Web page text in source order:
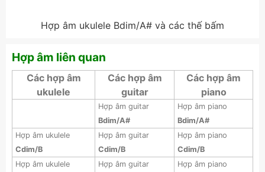
Hợp âm ukulele Bdim/A# và các thế bấm
Hợp âm liên quan
Các hợp âm
ukulele
Các hợp âm
guitar
Các hợp âm
piano
Hợp âm guitar
Bdim/A#
Hợp âm piano
Bdim/A#
Hợp âm ukulele
Cdim/B
Hợp âm guitar
Cdim/B
Hợp âm piano
Cdim/B
Hợp âm ukulele
Hợp âm guitar
Hợp âm piano